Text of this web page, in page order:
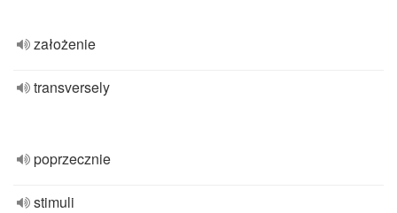
założenie
transversely
poprzecznie
stimuli